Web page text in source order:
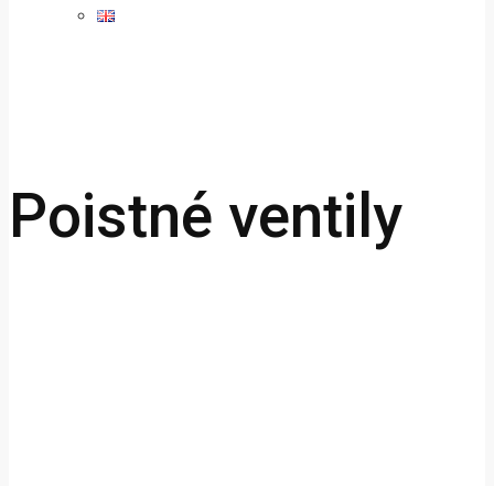
Poistné ventily